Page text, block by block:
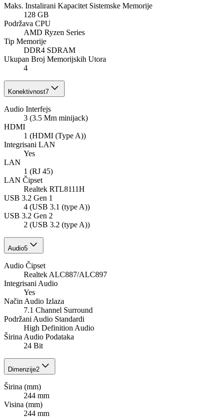
Maks. Instalirani Kapacitet Sistemske Memorije
128 GB
Podržava CPU
AMD Ryzen Series
Tip Memorije
DDR4 SDRAM
Ukupan Broj Memorijskih Utorа
4
Konektivnost7
Audio Interfejs
3 (3.5 Mm minijack)
HDMI
1 (HDMI (Type A))
Integrisani LAN
Yes
LAN
1 (RJ 45)
LAN Čipset
Realtek RTL8111H
USB 3.2 Gen 1
4 (USB 3.1 (type A))
USB 3.2 Gen 2
2 (USB 3.2 (type A))
Audio5
Audio Čipset
Realtek ALC887/ALC897
Integrisani Audio
Yes
Način Audio Izlaza
7.1 Channel Surround
Podržani Audio Standardi
High Definition Audio
Širina Audio Podataka
24 Bit
Dimenzije2
Širina (mm)
244 mm
Visina (mm)
244 mm